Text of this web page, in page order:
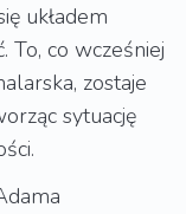
układem
To, co wcześniej
zostaje
sytuację